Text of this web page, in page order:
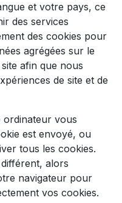
et votre pays, ce
des services
des cookies pour
agrégées sur le
afin que nous
de site et de
ordinateur vous
est envoyé, ou
tous les cookies.
alors
navigateur pour
vos cookies.